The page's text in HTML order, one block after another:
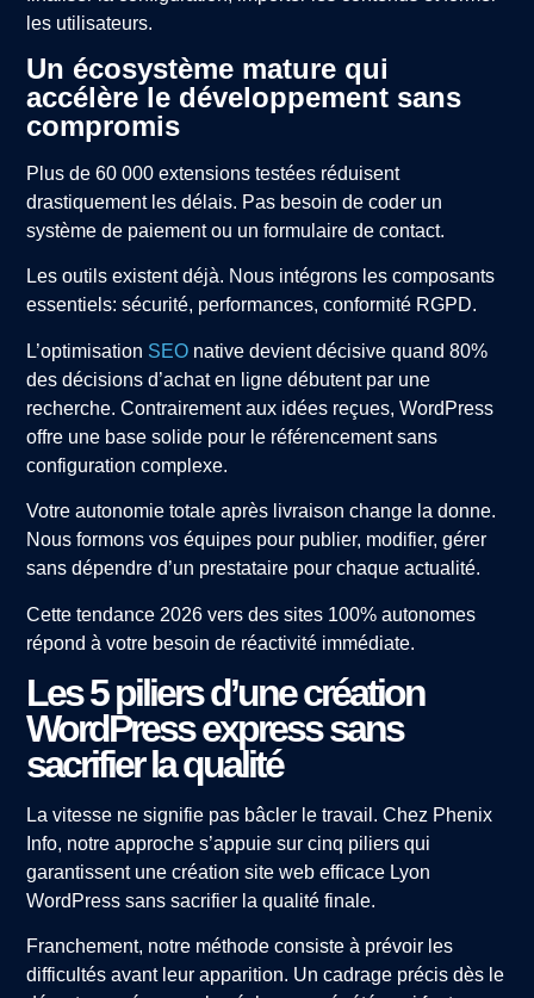
les utilisateurs.
Un écosystème mature qui
accélère le développement sans
compromis
Plus de 60 000 extensions testées réduisent
drastiquement les délais. Pas besoin de coder un
système de paiement ou un formulaire de contact.
Les outils existent déjà. Nous intégrons les composants
essentiels: sécurité, performances, conformité RGPD.
L’optimisation SEO native devient décisive quand 80%
des décisions d’achat en ligne débutent par une
recherche. Contrairement aux idées reçues, WordPress
offre une base solide pour le référencement sans
configuration complexe.
Votre autonomie totale après livraison change la donne.
Nous formons vos équipes pour publier, modifier, gérer
sans dépendre d’un prestataire pour chaque actualité.
Cette tendance 2026 vers des sites 100% autonomes
répond à votre besoin de réactivité immédiate.
Les 5 piliers d’une création
WordPress express sans
sacrifier la qualité
La vitesse ne signifie pas bâcler le travail. Chez Phenix
Info, notre approche s’appuie sur cinq piliers qui
garantissent une création site web efficace Lyon
WordPress sans sacrifier la qualité finale.
Franchement, notre méthode consiste à prévoir les
difficultés avant leur apparition. Un cadrage précis dès le